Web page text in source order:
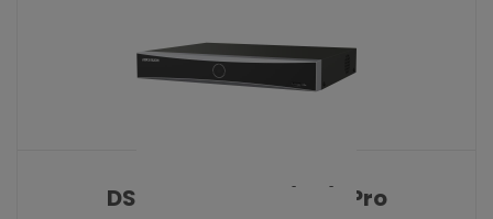
DS-7608NXI-K2/8P/VPro